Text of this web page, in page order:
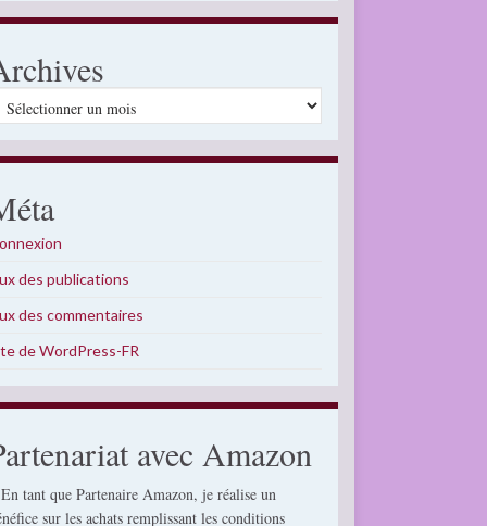
des publications
des commentaires
de WordPress-FR
avec Amazon
tant que Partenaire Amazon, je réalise un
sur les achats remplissant les conditions